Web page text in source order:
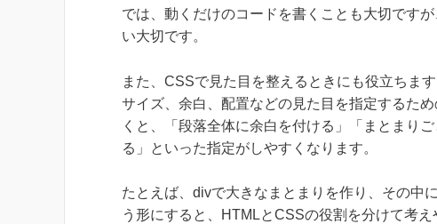
では、動くだけのコードを書くことも大切です
い大切です。
また、CSSで見た目を整えるときにも役立ちま
サイズ、余白、配置などの見た目を指定するた
くと、「段落全体に余白を付ける」「まとまり
る」といった指定がしやすくなります。
たとえば、divで大きなまとまりを作り、その中
う形にすると、HTMLとCSSの役割を分けて考え